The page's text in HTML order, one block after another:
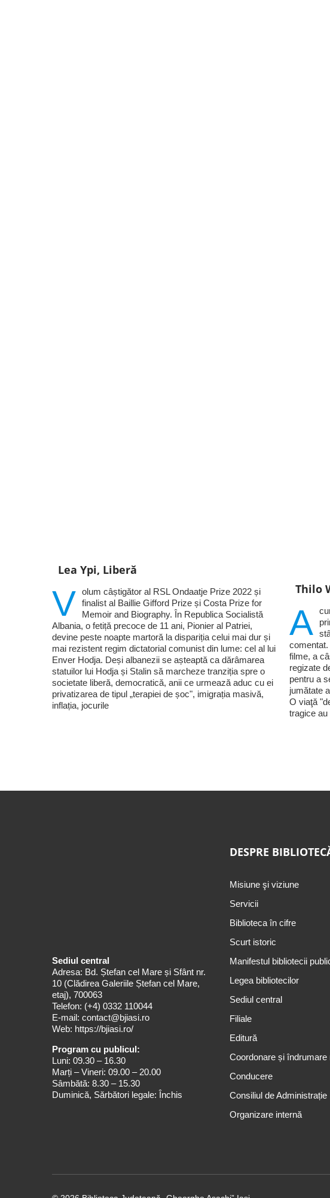
Lea Ypi, Liberă
V olum câștigător al RSL Ondaatje Prize 2022 și
finalist al Baillie Gifford Prize și Costa Prize for
Memoir and Biography. În Republica Socialistă
Albania, o fetiță precoce de 11 ani, Pionier al Patriei,
devine peste noapte martoră la dispariția celui mai dur și
mai rezistent regim dictatorial comunist din lume: cel al lui
Enver Hodja. Deși albanezii se așteaptă ca dărâmarea
statuilor lui Hodja și Stalin să marcheze tranziția spre o
societate liberă, democratică, anii ce urmează aduc cu ei
privatizarea de tipul „terapiei de șoc", imigrația masivă,
inflația, jocurile
Thilo
A
filme, a
regizate
pentru a
jumătate
O viaţă
tragice au
Sediul central
Adresa: Bd. Ștefan cel Mare și Sfânt nr.
10 (Clădirea Galeriile Ștefan cel Mare,
etaj), 700063
Telefon: (+4) 0332 110044
E-mail: contact@bjiasi.ro
Web: https://bjiasi.ro/
Program cu publicul:
Luni: 09.30 – 16.30
Marți – Vineri: 09.00 – 20.00
Sâmbătă: 8.30 – 15.30
Duminică, Sărbători legale: Închis
DESPRE
Misiune şi viziune
Servicii
Biblioteca în cifre
Scurt istoric
Manifestul bibliotecii
Legea bibliotecilor
Sediul central
Filiale
Editură
Coordonare și îndrumare
Conducere
Consiliul de Administrație
Organizare internă